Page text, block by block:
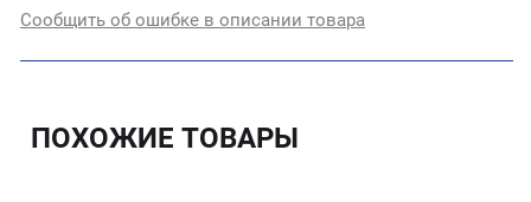
Сообщить об ошибке в описании товара
ПОХОЖИЕ ТОВАРЫ